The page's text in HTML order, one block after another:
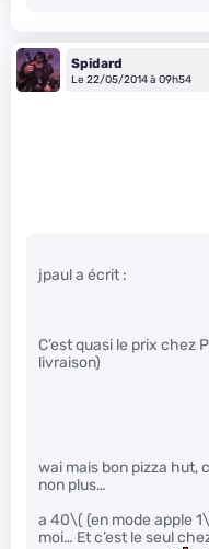
Spidard
Le 22/05/2014 à 09h54
jpaul a écrit :
C’est quasi le prix chez
livraison)
wai mais bon pizza hut,
non plus…
a 40\( (en mode apple
moi… Et c’est le seul